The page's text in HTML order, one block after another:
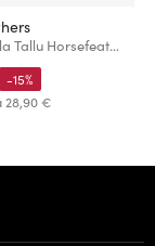
Detská kukla Tallu Horsefeathers
28,90 €
-15%